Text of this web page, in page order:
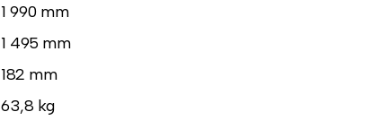
1 990 mm
1 495 mm
182 mm
63,8 kg